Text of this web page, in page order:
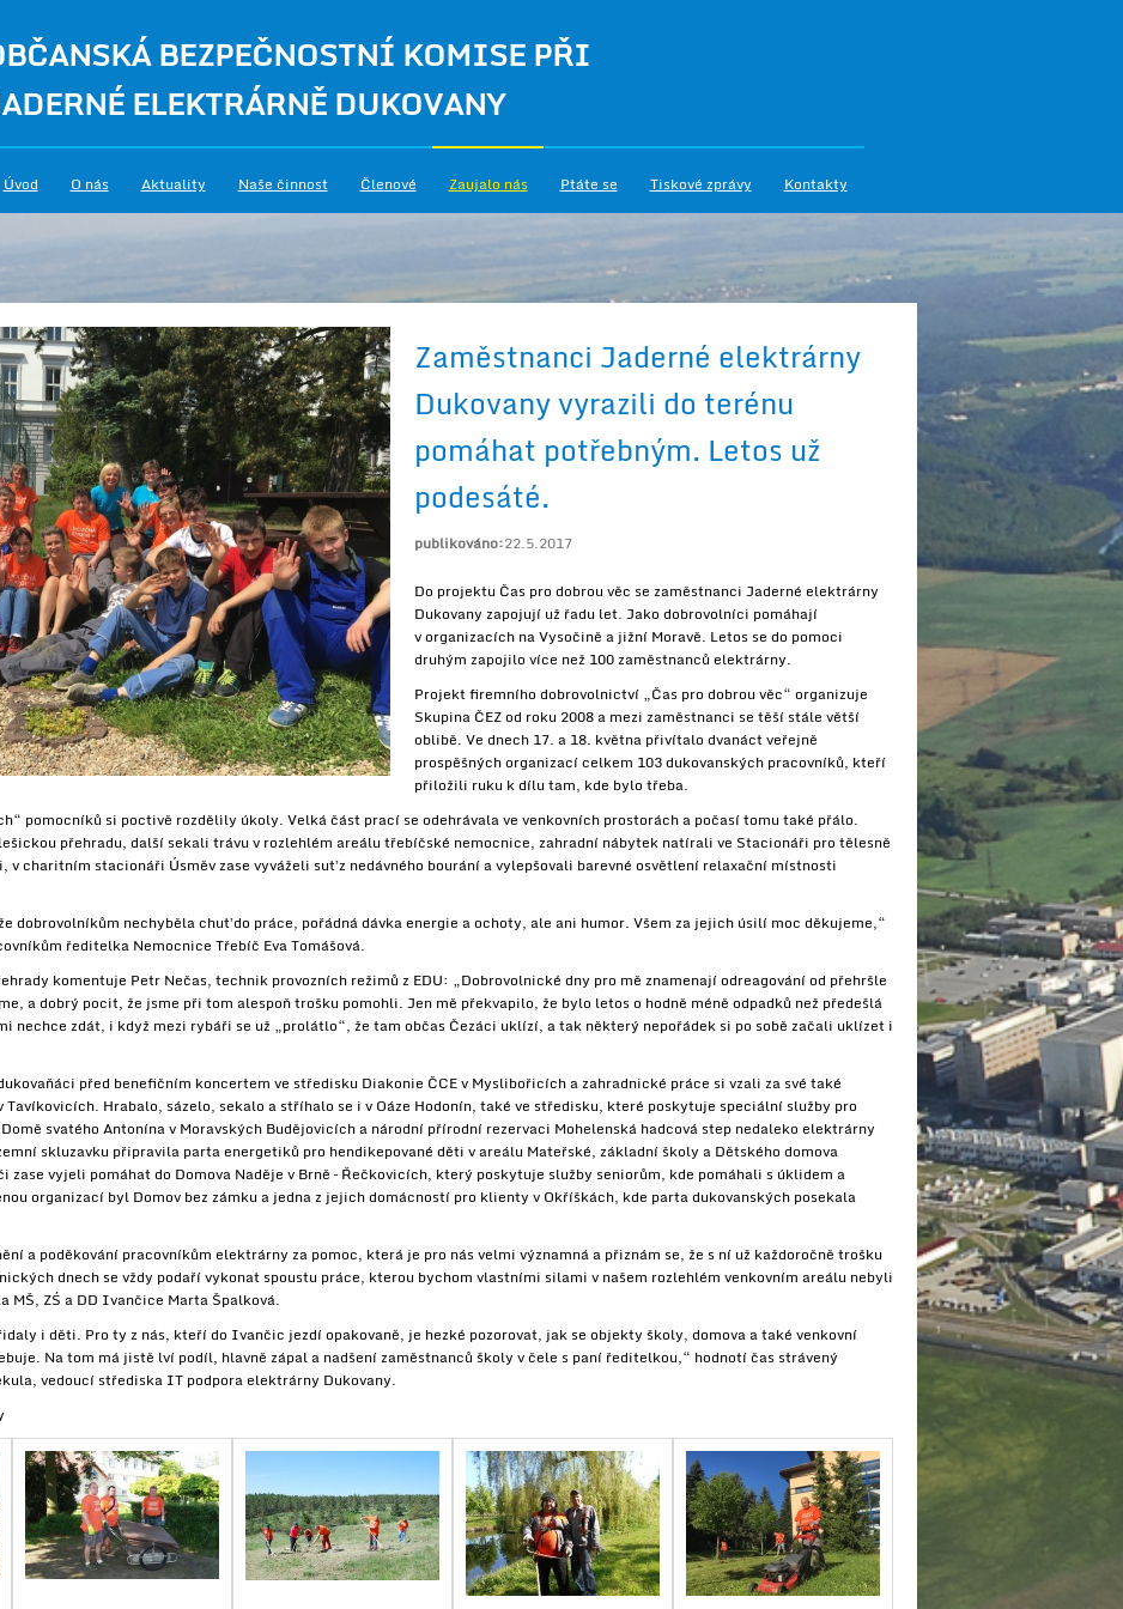
BEZPEČNOSTNÍ KOMISE PŘI
ELEKTRÁRNĚ DUKOVANY
Úvod O nás Aktuality Naše činnost Členové Zaujalo nás Ptáte se Tiskové zprávy Kontakty
Zaměstnanci Jaderné elektrárny
Dukovany vyrazili do terénu
pomáhat potřebným. Letos už
podesáté.
publikováno:22.5.2017
Do projektu Čas pro dobrou věc se zaměstnanci Jaderné elektrárny
Dukovany zapojují už řadu let. Jako dobrovolníci pomáhají
v organizacích na Vysočině a jižní Moravě. Letos se do pomoci
druhým zapojilo více než 100 zaměstnanců elektrárny.
Projekt firemního dobrovolnictví „Čas pro dobrou věc“ organizuje
Skupina ČEZ od roku 2008 a mezi zaměstnanci se těší stále větší
oblibě. Ve dnech 17. a 18. května přivítalo dvanáct veřejně
prospěšných organizací celkem 103 dukovanských pracovníků, kteří
přiložili ruku k dílu tam, kde bylo třeba.
pomocníků si poctivě rozdělily úkoly. Velká část prací se odehrávala ve venkovních prostorách a počasí tomu také přálo.
přehradu, další sekali trávu v rozlehlém areálu třebíčské nemocnice, zahradní nábytek natírali ve Stacionáři pro tělesně
v charitním stacionáři Úsměv zase vyváželi suť z nedávného bourání a vylepšovali barevné osvětlení relaxační místnosti
dobrovolníkům nechyběla chuť do práce, pořádná dávka energie a ochoty, ale ani humor. Všem za jejich úsilí moc děkujeme,“
ředitelka Nemocnice Třebíč Eva Tomášová.
komentuje Petr Nečas, technik provozních režimů z EDU: „Dobrovolnické dny pro mě znamenají odreagování od přehršle
a dobrý pocit, že jsme při tom alespoň trošku pomohli. Jen mě překvapilo, že bylo letos o hodně méně odpadků než předešlá
nechce zdát, i když mezi rybáři se už „prolátlo“, že tam občas Čezáci uklízí, a tak některý nepořádek si po sobě začali uklízet i
před benefičním koncertem ve středisku Diakonie ČCE v Myslibořicích a zahradnické práce si vzali za své také
Tavíkovicích. Hrabalo, sázelo, sekalo a stříhalo se i v Oáze Hodonín, také ve středisku, které poskytuje speciální služby pro
svatého Antonína v Moravských Budějovicích a národní přírodní rezervaci Mohelenská hadcová step nedaleko elektrárny
skluzavku připravila parta energetiků pro hendikepované děti v areálu Mateřské, základní školy a Dětského domova
vyjeli pomáhat do Domova Naděje v Brně – Řečkovicích, který poskytuje služby seniorům, kde pomáhali s úklidem a
organizací byl Domov bez zámku a jedna z jejich domácností pro klienty v Okříškách, kde parta dukovanských posekala
a poděkování pracovníkům elektrárny za pomoc, která je pro nás velmi významná a přiznám se, že s ní už každoročně trošku
dnech se vždy podaří vykonat spoustu práce, kterou bychom vlastními silami v našem rozlehlém venkovním areálu nebyli
ZŚ a DD Ivančice Marta Špalková.
i děti. Pro ty z nás, kteří do Ivančic jezdí opakovaně, je hezké pozorovat, jak se objekty školy, domova a také venkovní
Na tom má jistě lví podíl, hlavně zápal a nadšení zaměstnanců školy v čele s paní ředitelkou,“ hodnotí čas strávený
vedoucí střediska IT podpora elektrárny Dukovany.